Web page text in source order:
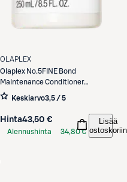
OLAPLEX
Olaplex No.5FINE Bond
Maintenance Conditioner
hoitoaine 250 ml
Keskiarvo3,5 / 5
Hinta43,50 €
Alennushinta
34,80 €
Lisää
ostoskoriin